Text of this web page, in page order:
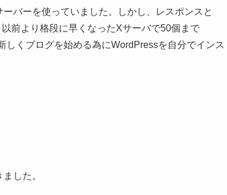
バーを使っていました。しかし、レスポンスと
前より格段に早くなったXサーバで50個まで
くブログを始める為にWordPressを自分でインス
した。